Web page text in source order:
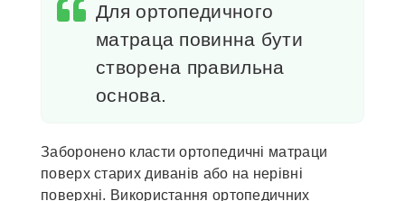
Для ортопедичного
матраца повинна бути
створена правильна
основа.
Заборонено класти ортопедичні матраци
поверх старих диванів або на нерівні
поверхні. Використання ортопедичних